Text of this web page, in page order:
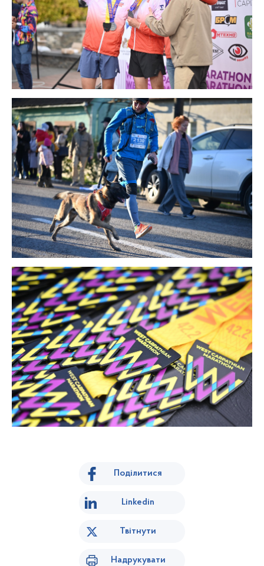
Поділитися
Linkedin
Твітнути
Надрукувати